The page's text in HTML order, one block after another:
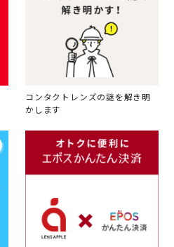
コンタクトレンズの謎を解き明
かします